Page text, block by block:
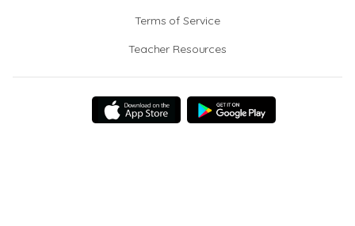
Terms of Service
Teacher Resources